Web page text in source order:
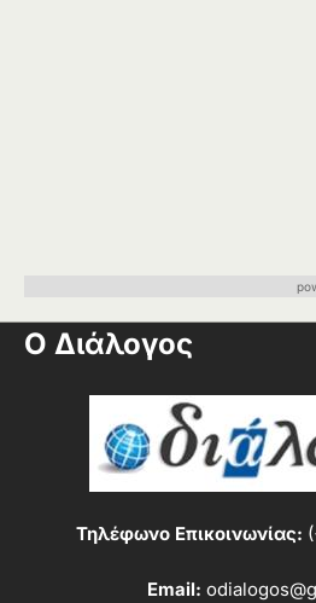
Ο Διάλογος
Τηλέφωνο Επικοινωνίας:
Email: